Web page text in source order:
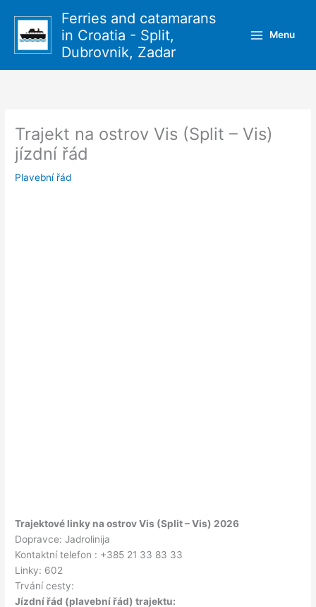
obsah
Ferries and catamarans
in Croatia - Split,
Dubrovnik, Zadar
Menu
Trajekt na ostrov Vis (Split – Vis)
jízdní řád
Plavební řád
Trajektové linky na ostrov Vis (Split – Vis) 2026
Dopravce: Jadrolinija
Kontaktní telefon : +385 21 33 83 33
Linky: 602
Trvání cesty:
Jízdní řád (plavební řád) trajektu: